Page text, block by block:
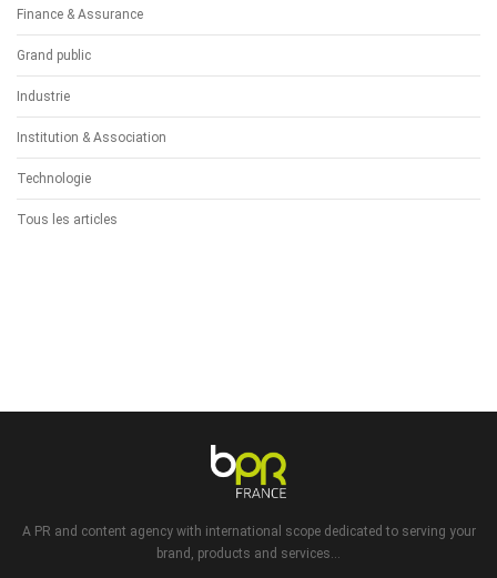
Finance & Assurance
Grand public
Industrie
Institution & Association
Technologie
Tous les articles
A PR and content agency with international scope dedicated to serving your
brand, products and services...